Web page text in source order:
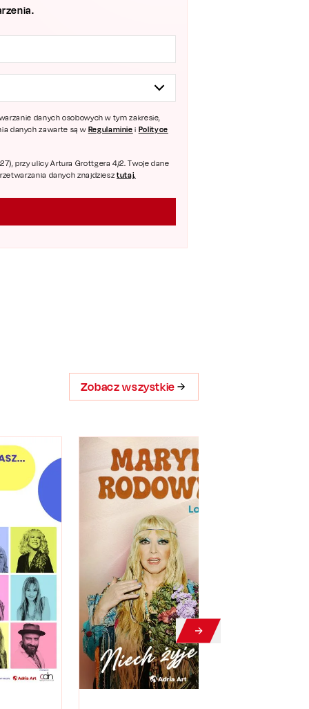
danych osobowych w tym zakresie,
danych zawarte są w Regulaminie i Polityce
przy ulicy Artura Grottgera 4/2. Twoje dane
danych znajdziesztutaj.
Zobacz wszystkie